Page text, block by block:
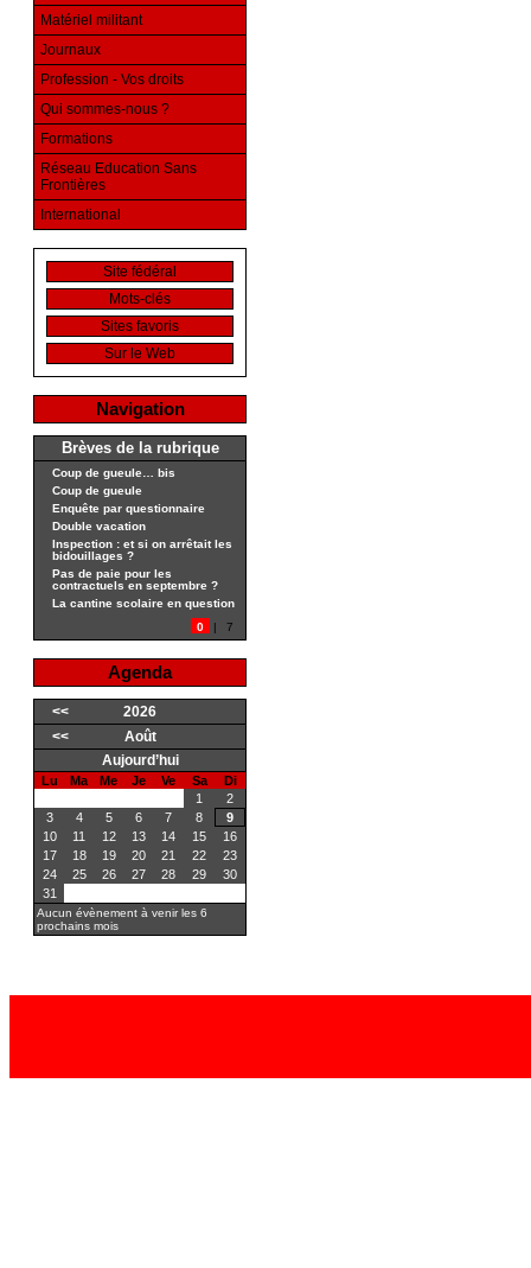
Matériel militant
Journaux
Profession - Vos droits
Qui sommes-nous ?
Formations
Réseau Education Sans
Frontières
International
Site fédéral
Mots-clés
Sites favoris
Sur le Web
Navigation
Brèves de la rubrique
Coup de gueule… bis
Coup de gueule
Enquête par questionnaire
Double vacation
Inspection : et si on arrêtait les
bidouillages ?
Pas de paie pour les
contractuels en septembre ?
La cantine scolaire en question
0
| 7
Agenda
<<
2026
<<
Août
Aujourd’hui
Lu Ma Me Je Ve Sa
Di
1
2
3
4 5 6 7 8
9
10
11 12 13 14 15
16
17
18 19 20 21 22
23
24
25 26 27 28 29
30
31
Aucun évènement à venir les 6
prochains mois